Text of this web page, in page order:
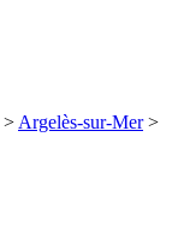
> Argelès-sur-Mer>